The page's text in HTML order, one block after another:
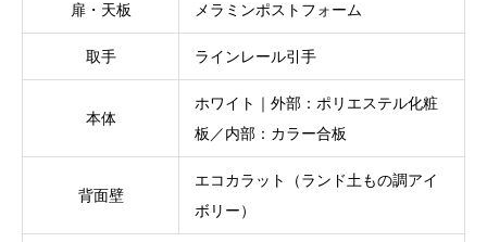
扉・天板 メラミンポストフォーム
取手 ラインレール引手
本体
ホワイト｜外部：ポリエステル化粧
板／内部：カラー合板
背面壁
エコカラット（ランド土もの調アイ
ボリー）